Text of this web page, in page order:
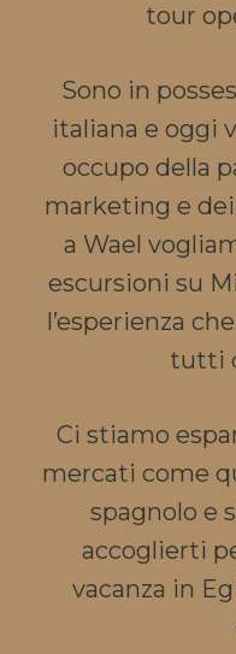
tour
Sono in
italiana e oggi
occupo della
marketing e
a Wael
escursioni su
l’esperienza
tutti
Ci stiamo
mercati come
spagnolo e
accoglierti
vacanza in